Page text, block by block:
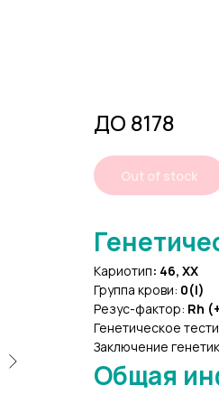
ДО 8178
Out of stock
Кариотип: 46, XX
Группа крови: 0(I)
Резус-фактор: Rh
Генетическое
Заключение
Общая